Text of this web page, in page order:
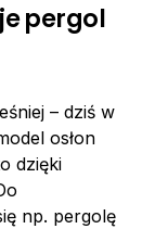
pergol
– dziś w
osłon
dzięki
np. pergolę